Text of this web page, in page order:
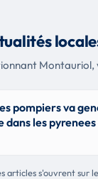
Montauriol,
pompiers va
les
articles s'ouvrent sur